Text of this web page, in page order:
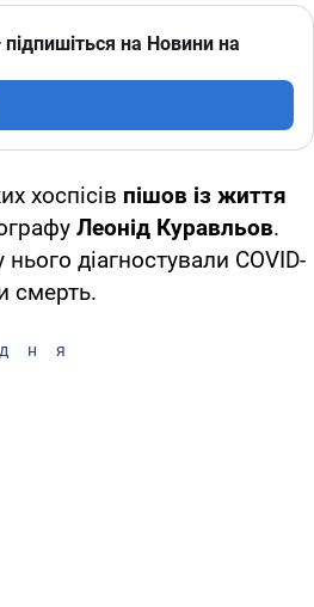
на Новини на
хоспісів пішов із життя
Леонід Куравльов.
діагностували COVID-
смерть.